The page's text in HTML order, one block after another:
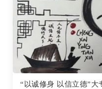
“以诚修身 以信立德”